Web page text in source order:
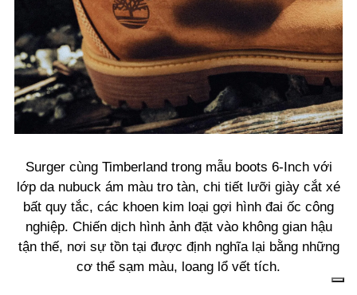
Surger cùng Timberland trong mẫu boots 6-Inch với
lớp da nubuck ám màu tro tàn, chi tiết lưỡi giày cắt xé
bất quy tắc, các khoen kim loại gợi hình đai ốc công
nghiệp. Chiến dịch hình ảnh đặt vào không gian hậu
tận thế, nơi sự tồn tại được định nghĩa lại bằng những
cơ thể sạm màu, loang lổ vết tích.